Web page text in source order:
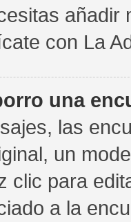
añadir
con La
una
las
un
clic para
a la